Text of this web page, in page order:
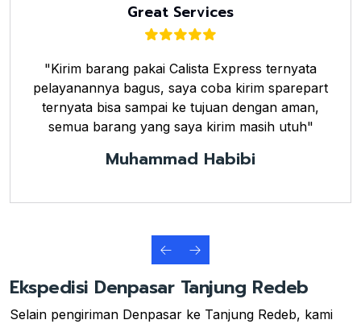
Great Services
"Kirim barang pakai Calista Express ternyata
pelayanannya bagus, saya coba kirim sparepart
ternyata bisa sampai ke tujuan dengan aman,
semua barang yang saya kirim masih utuh"
Muhammad Habibi
Ekspedisi Denpasar Tanjung Redeb
Selain pengiriman Denpasar ke Tanjung Redeb, kami